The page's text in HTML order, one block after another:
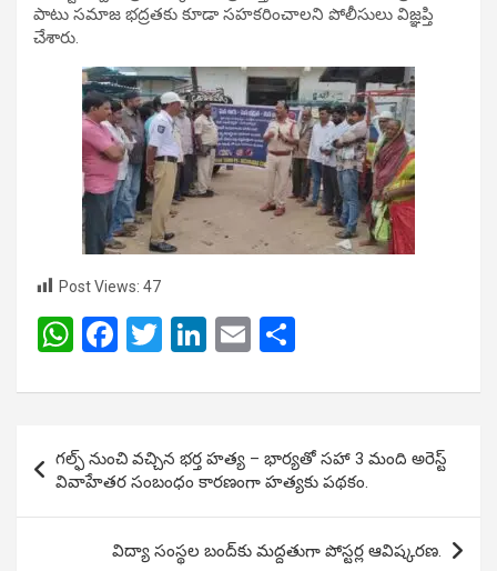
పాటు సమాజ భద్రతకు కూడా సహకరించాలని పోలీసులు విజ్ఞప్తి
చేశారు.
Post Views: 47
W
at
s
A
p
F
ce
b
o
o
k
T
tt
er
Li
ke
dI
n
E
ail ar
e
Post
navigation
గల్ఫ్ నుంచి వచ్చిన భర్త హత్య – భార్యతో సహా 3 మంది అరెస్ట్
వివాహేతర సంబంధం కారణంగా హత్యకు పథకం.
విద్యా సంస్థల బంద్‌కు మద్దతుగా పోస్టర్ల ఆవిష్కరణ.